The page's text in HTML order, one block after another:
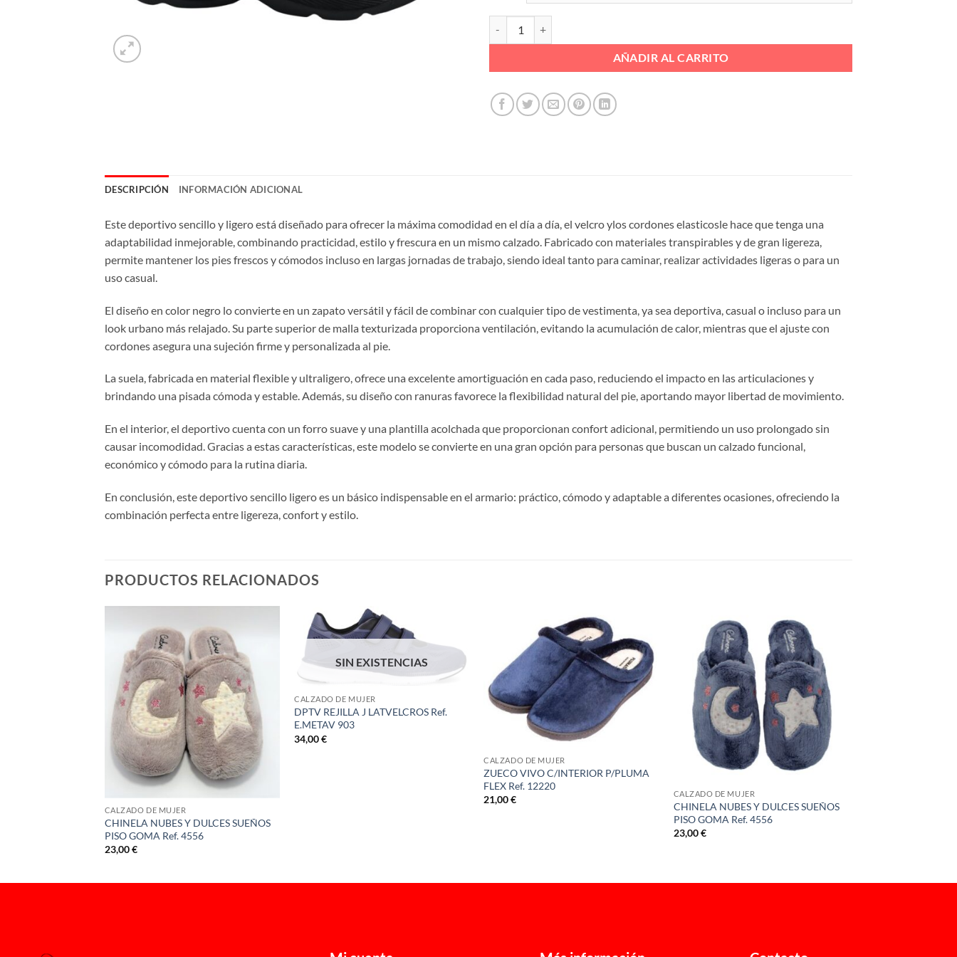
AÑADIR AL CARRITO
DESCRIPCIÓN INFORMACIÓN ADICIONAL
Este deportivo sencillo y ligero está diseñado para ofrecer la máxima comodidad en el día a día, el velcro ylos cordones elasticosle hace que tenga una
adaptabilidad inmejorable, combinando practicidad, estilo y frescura en un mismo calzado. Fabricado con materiales transpirables y de gran ligereza,
permite mantener los pies frescos y cómodos incluso en largas jornadas de trabajo, siendo ideal tanto para caminar, realizar actividades ligeras o para un
uso casual.
El diseño en color negro lo convierte en un zapato versátil y fácil de combinar con cualquier tipo de vestimenta, ya sea deportiva, casual o incluso para un
look urbano más relajado. Su parte superior de malla texturizada proporciona ventilación, evitando la acumulación de calor, mientras que el ajuste con
cordones asegura una sujeción firme y personalizada al pie.
La suela, fabricada en material flexible y ultraligero, ofrece una excelente amortiguación en cada paso, reduciendo el impacto en las articulaciones y
brindando una pisada cómoda y estable. Además, su diseño con ranuras favorece la flexibilidad natural del pie, aportando mayor libertad de movimiento.
En el interior, el deportivo cuenta con un forro suave y una plantilla acolchada que proporcionan confort adicional, permitiendo un uso prolongado sin
causar incomodidad. Gracias a estas características, este modelo se convierte en una gran opción para personas que buscan un calzado funcional,
económico y cómodo para la rutina diaria.
En conclusión, este deportivo sencillo ligero es un básico indispensable en el armario: práctico, cómodo y adaptable a diferentes ocasiones, ofreciendo la
combinación perfecta entre ligereza, confort y estilo.
PRODUCTOS RELACIONADOS
CALZADO DE MUJER
CHINELA NUBES Y DULCES SUEÑOS
PISO GOMA Ref. 4556
23,00€
SIN EXISTENCIAS
CALZADO DE MUJER
DPTV REJILLA J LATVELCROS Ref.
E.METAV 903
34,00€
CALZADO DE MUJER
ZUECO VIVO C/INTERIOR P/PLUMA
FLEX Ref. 12220
21,00€ CALZADO DE MUJER
CHINELA NUBES Y DULCES SUEÑOS
PISO GOMA Ref. 4556
23,00€